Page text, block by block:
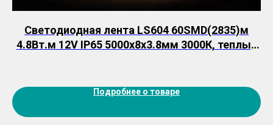
Светодиодная лента LS604 60SMD(2835)м
4.8Вт.м 12V IP65 5000х8х3.8мм 3000К, теплый
Подробнее о товаре